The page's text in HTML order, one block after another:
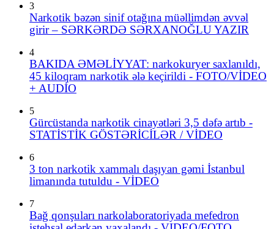
3
Narkotik bəzən sinif otağına müəllimdən əvvəl
girir – SƏRKƏRDƏ SƏRXANOĞLU YAZIR
4
BAKIDA ƏMƏLİYYAT: narkokuryer saxlanıldı,
45 kiloqram narkotik ələ keçirildi - FOTO/VİDEO
+ AUDİO
5
Gürcüstanda narkotik cinayətləri 3,5 dəfə artıb -
STATİSTİK GÖSTƏRİCİLƏR / VİDEO
6
3 ton narkotik xammalı daşıyan gəmi İstanbul
limanında tutuldu - VİDEO
7
Bağ qonşuları narkolaboratoriyada mefedron